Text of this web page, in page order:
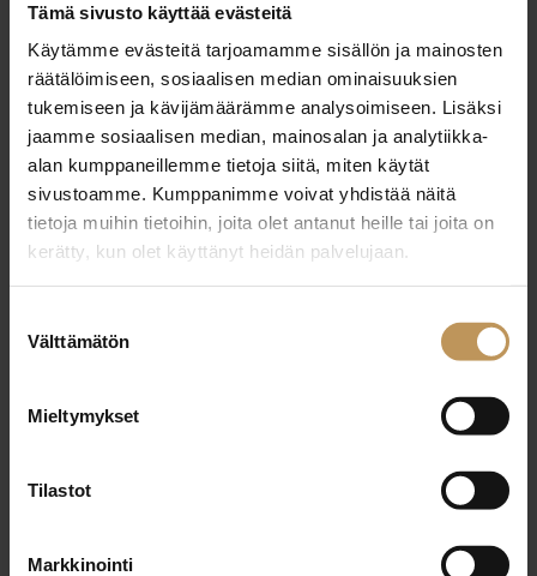
Tämä sivusto käyttää evästeitä
Käytämme evästeitä tarjoamamme sisällön ja mainosten
räätälöimiseen, sosiaalisen median ominaisuuksien
tukemiseen ja kävijämäärämme analysoimiseen. Lisäksi
jaamme sosiaalisen median, mainosalan ja analytiikka-
alan kumppaneillemme tietoja siitä, miten käytät
sivustoamme. Kumppanimme voivat yhdistää näitä
tietoja muihin tietoihin, joita olet antanut heille tai joita on
kerätty, kun olet käyttänyt heidän palvelujaan.
valinta
Välttämätön
Mieltymykset
Tilastot
Markkinointi
29.2.2024
Virpi Heinonen
Lue artikkeli